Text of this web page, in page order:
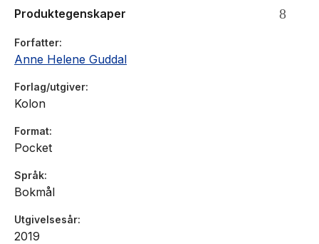
som en imaginær venn.»
- Ingunn Økland, Aftenposten
«Guddal er framleis uforsonleg, og dikta skjer rett til
kjernen . eller dit kjernen skulle ha vore. Måten ho
kombinerer kreativ fantasi og illusjonslaust intellekt på,
utan illusjonane.»
- Merete Røsvik, Klassekampen
Produktegenskaper
Forfatter
Anne Helene Guddal
Forlag/utgiver
Kolon
Format
Pocket
Språk
Bokmål
Utgivelsesår
2019